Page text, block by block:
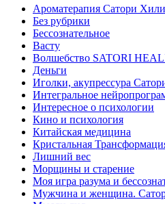
Ароматерапия Сатори
Без рубрики
Бессознательное
Васту
Волшебство SATORI
Деньги
Иголки, акупрессура
Интегральное
Интересное о психологии
Кино и психология
Китайская медицина
Кристальная
Лишний вес
Морщины и старение
Моя игра разума и
Мужчина и женщина.